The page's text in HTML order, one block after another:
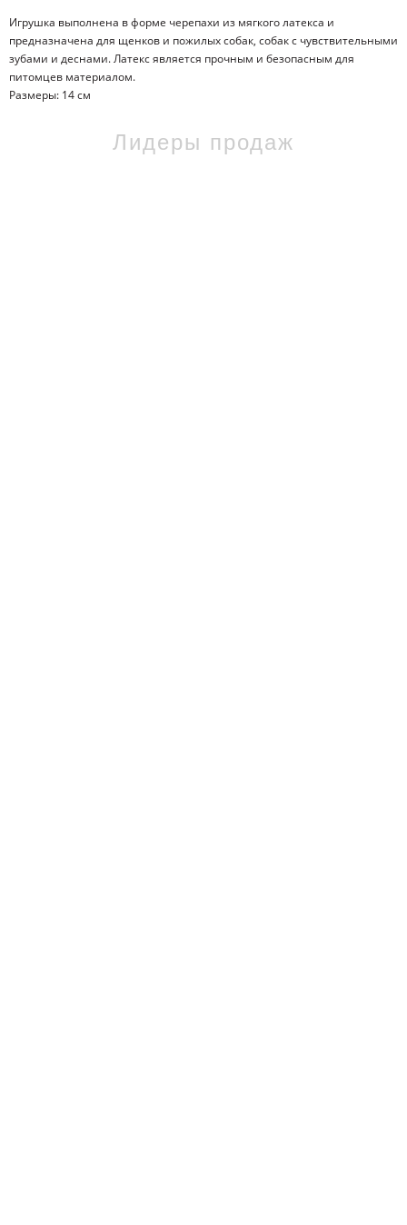
Игрушка выполнена в форме черепахи из мягкого латекса и
предназначена для щенков и пожилых собак, собак с чувствительными
зубами и деснами. Латекс является прочным и безопасным для
питомцев материалом.
Размеры: 14 см
Лидеры продаж